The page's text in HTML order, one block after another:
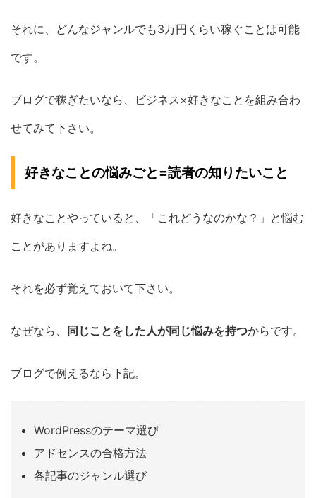
それに、どんなジャンルでも3万円くらい稼ぐことは可能
です。
ブログで稼ぎたいなら、ビジネス×好きなことを組み合わ
せてみて下さい。
好きなことの悩みごと=読者の知りたいこと
好きなことやっていると、「これどうなのかな？」と悩む
ことがありますよね。
それを必ず覚えておいて下さい。
なぜなら、 同じことをした人が同じ悩みを持つからです。
ブログで例えるなら下記。
WordPressのテーマ選び
アドセンスの合格方法
各記事のジャンル選び